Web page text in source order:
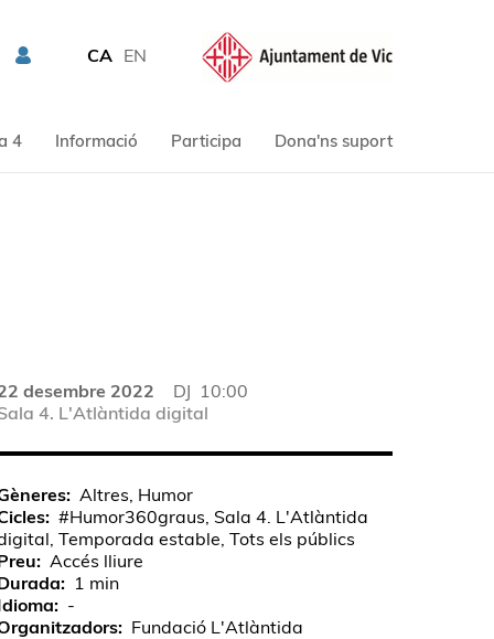
CA EN
4 Informació Participa Dona'ns suport
desembre 2022 DJ 10:00
4. L'Atlàntida digital
Altres, Humor
#Humor360graus, Sala 4. L'Atlàntida
Temporada estable, Tots els públics
Accés lliure
1 min
-
Fundació L'Atlàntida